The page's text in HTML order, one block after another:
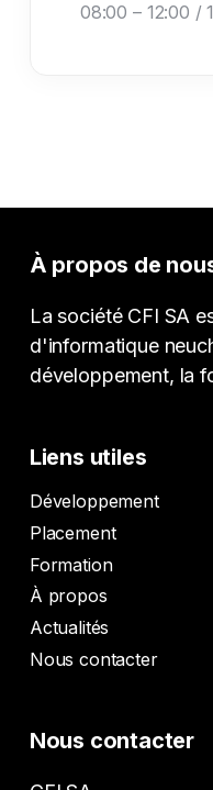
08:00 – 12:00 /
À propos de
La société CFI SA
d'informatique
développement, la
Liens utiles
Développement
Placement
Formation
À propos
Actualités
Nous contacter
Nous contacter